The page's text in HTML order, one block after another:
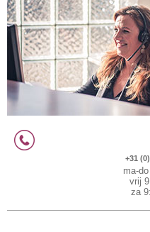
+31
ma-
vrij
za